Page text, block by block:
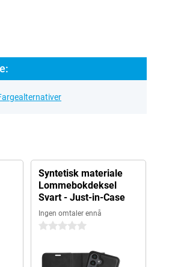
Syntetisk materiale
Lommebokdeksel
Svart - Just-in-Case
Ingen omtaler ennå
0 stjerner